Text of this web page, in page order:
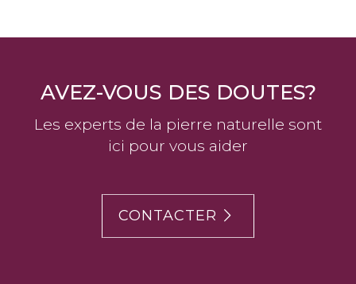
AVEZ-VOUS DES DOUTES?
Les experts de la pierre naturelle sont
ici pour vous aider
CONTACTER